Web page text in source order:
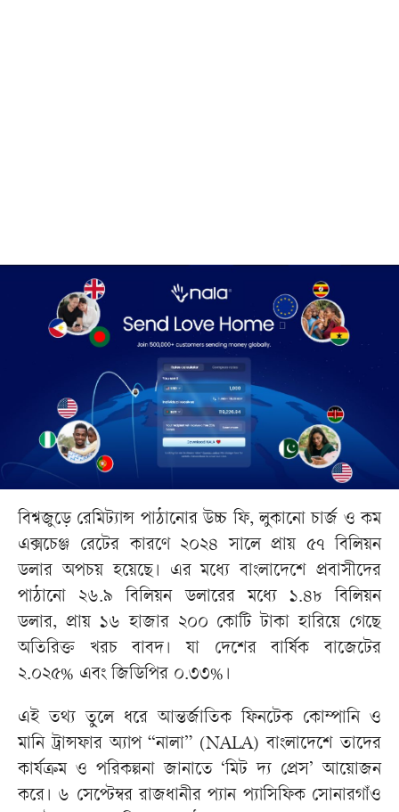
বিশ্বজুড়ে রেমিট্যান্স পাঠানোর উচ্চ ফি, লুকানো চার্জ ও কম
এক্সচেঞ্জ রেটের কারণে ২০২৪ সালে প্রায় ৫৭ বিলিয়ন
ডলার অপচয় হয়েছে। এর মধ্যে বাংলাদেশে প্রবাসীদের
পাঠানো ২৬.৯ বিলিয়ন ডলারের মধ্যে ১.৪৮ বিলিয়ন
ডলার, প্রায় ১৬ হাজার ২০০ কোটি টাকা হারিয়ে গেছে
অতিরিক্ত খরচ বাবদ। যা দেশের বার্ষিক বাজেটের
২.০২৫% এবং জিডিপির ০.৩৩%।
এই তথ্য তুলে ধরে আন্তর্জাতিক ফিনটেক কোম্পানি ও
মানি ট্রান্সফার অ্যাপ “নালা” (NALA) বাংলাদেশে তাদের
কার্যক্রম ও পরিকল্পনা জানাতে ‘মিট দ্য প্রেস’ আয়োজন
করে। ৬ সেপ্টেম্বর রাজধানীর প্যান প্যাসিফিক সোনারগাঁও